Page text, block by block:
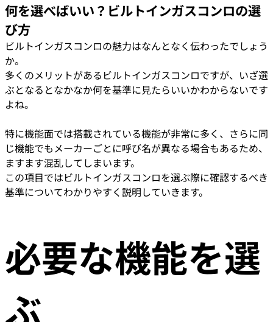
何を選べばいい？ビルトインガスコンロの選
び方
ビルトインガスコンロの魅力はなんとなく伝わったでしょう
か。
多くのメリットがあるビルトインガスコンロですが、いざ選
ぶとなるとなかなか何を基準に見たらいいかわからないです
よね。
特に機能面では搭載されている機能が非常に多く、さらに同
じ機能でもメーカーごとに呼び名が異なる場合もあるため、
ますます混乱してしまいます。
この項目ではビルトインガスコンロを選ぶ際に確認するべき
基準についてわかりやすく説明していきます。
必要な機能を選
ぶ